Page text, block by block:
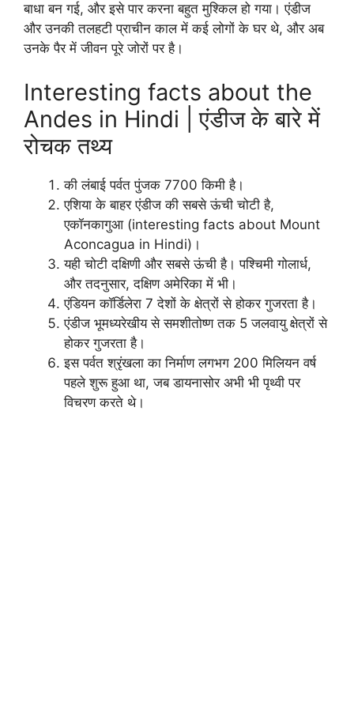
बाधा बन गई, और इसे पार करना बहुत मुश्किल हो गया। एंडीज
और उनकी तलहटी प्राचीन काल में कई लोगों के घर थे, और अब
उनके पैर में जीवन पूरे जोरों पर है।
Interesting facts about the
Andes in Hindi | एंडीज के बारे में
रोचक तथ्य
की लंबाई पर्वत पुंजक 7700 किमी है।
एशिया के बाहर एंडीज की सबसे ऊंची चोटी है,
एकॉनकागुआ (interesting facts about Mount
Aconcagua in Hindi)।
यही चोटी दक्षिणी और सबसे ऊंची है। पश्चिमी गोलार्ध,
और तदनुसार, दक्षिण अमेरिका में भी।
एंडियन कॉर्डिलेरा 7 देशों के क्षेत्रों से होकर गुजरता है।
एंडीज भूमध्यरेखीय से समशीतोष्ण तक 5 जलवायु क्षेत्रों से
होकर गुजरता है।
इस पर्वत श्रृंखला का निर्माण लगभग 200 मिलियन वर्ष
पहले शुरू हुआ था, जब डायनासोर अभी भी पृथ्वी पर
विचरण करते थे।